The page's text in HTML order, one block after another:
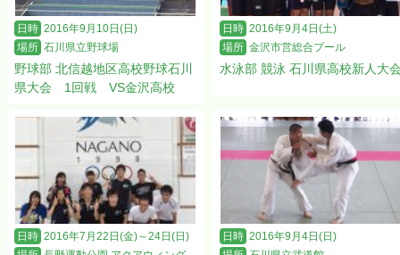
日時 2016年9月10日(日)
場所 石川県立野球場
野球部 北信越地区高校野球石川
県大会 1回戦 VS金沢高校
日時 2016年9月4日(土)
場所 金沢市営総合プール
水泳部 競泳 石川県高校新人大
日時 2016年7月22日(金)～24日(日)
日時 2016年9月4日(日)